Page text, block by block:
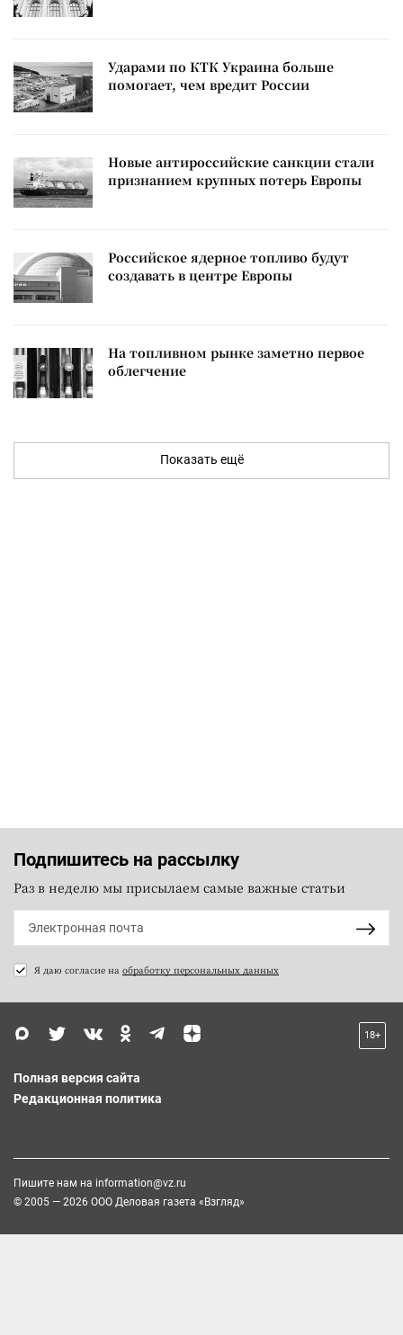
Ударами по КТК Украина больше
помогает, чем вредит России
Новые антироссийские санкции стали
признанием крупных потерь Европы
Российское ядерное топливо будут
создавать в центре Европы
На топливном рынке заметно первое
облегчение
Показать ещё
Подпишитесь на рассылку
Раз в неделю мы присылаем самые важные статьи
Я даю согласие на обработку персональных данных
18+
Полная версия сайта
Редакционная политика
Пишите нам на information@vz.ru
© 2005 — 2026 ООО Деловая газета «Взгляд»